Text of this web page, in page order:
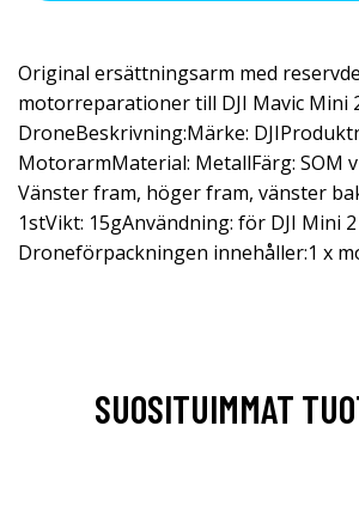
Original ersättningsarm med
motorreparationer till DJI Mavic Mini
DroneBeskrivning:Märke:
MotorarmMaterial: MetallFärg: SOM
Vänster fram, höger fram, vänster
1stVikt: 15gAnvändning: för DJI Mini 2
Droneförpackningen innehåller:1 x
SUOSITUIMMAT